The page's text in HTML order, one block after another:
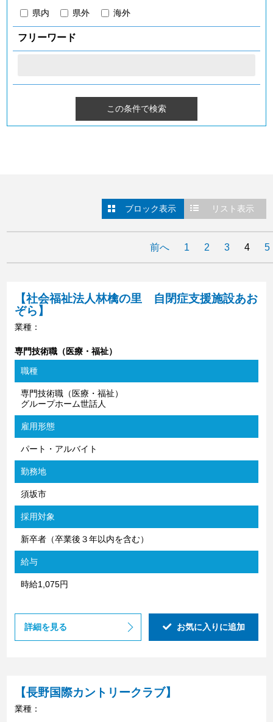
県内 県外 海外
フリーワード
ブロック表示 リスト表示
前へ 1 2 3 4 5
【社会福祉法人林檎の里 自閉症支援施設あお
ぞら】
業種：
専門技術職（医療・福祉）
職種
専門技術職（医療・福祉）
グループホーム世話人
雇用形態
パート・アルバイト
勤務地
須坂市
採用対象
新卒者（卒業後３年以内を含む）
給与
時給1,075円
詳細を見る お気に入りに追加
【長野国際カントリークラブ】
業種：